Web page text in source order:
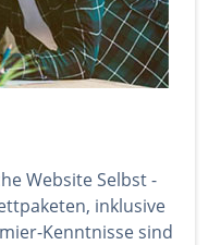
Website Selbst -
inklusive
Kenntnisse sind